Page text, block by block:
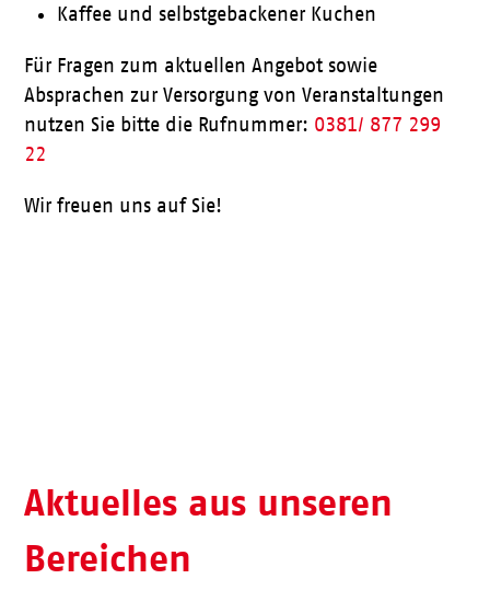
Kaffee und selbstgebackener Kuchen
Für Fragen zum aktuellen Angebot sowie
Absprachen zur Versorgung von Veranstaltungen
nutzen Sie bitte die Rufnummer: 0381/ 877 299
22
Wir freuen uns auf Sie!
Aktuelles aus unseren
Bereichen